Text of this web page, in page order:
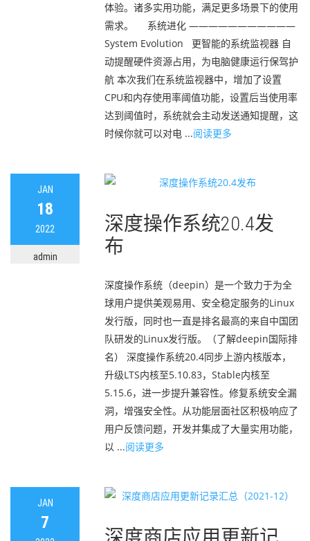
体验。诸多实用功能，满足更多场景下的使用
需求。 系统进化 ———————————
System Evolution 更智能的系统监视器 自
动提醒硬件资源占用，为电脑健康运行保驾护
航 本次我们在系统监视器中，增加了设置
CPU和内存使用率阈值功能，设置后当使用率
达到阈值时，系统就会主动发送通知提醒，这
时候你就可以对电 ...阅读更多
JAN
18
2022
admin
深度操作系统20.4发
布
深度操作系统（deepin）是一个致力于为全
球用户提供美观易用、安全稳定服务的Linux
发行版，同时也一直是排名最高的来自中国团
队研发的Linux发行版。（了解deepin国际排
名） 深度操作系统20.4同步上游内核版本，
升级LTS内核至5.10.83，Stable内核至
5.15.6，进一步提升兼容性。修复系统安全漏
洞，增强安全性。从功能层面社区积极响应了
用户反馈问题，开发并集成了大量实用功能，
以 ...阅读更多
JAN
7